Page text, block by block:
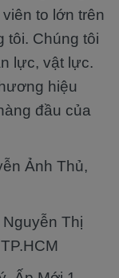
to lớn trên
tôi. Chúng tôi
lực, vật lực.
hiệu
đầu của
Ảnh Thủ,
Thị